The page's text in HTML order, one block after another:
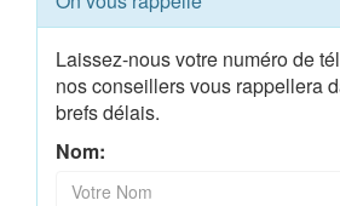
Laissez-nous votre numéro de
nos conseillers vous rappellera
brefs délais.
Nom: